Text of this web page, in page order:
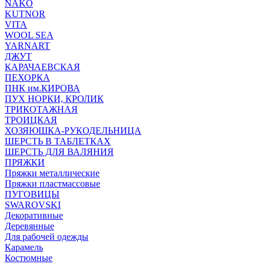
NAKO
KUTNOR
VITA
WOOL SEA
YARNART
ДЖУТ
КАРАЧАЕВСКАЯ
ПЕХОРКА
ПНК им.КИРОВА
ПУХ НОРКИ, КРОЛИК
ТРИКОТАЖНАЯ
ТРОИЦКАЯ
ХОЗЯЮШКА-РУКОДЕЛЬНИЦА
ШЕРСТЬ В ТАБЛЕТКАХ
ШЕРСТЬ ДЛЯ ВАЛЯНИЯ
ПРЯЖКИ
Пряжки металлические
Пряжки пластмассовые
ПУГОВИЦЫ
SWAROVSKI
Декоративные
Деревянные
Для рабочей одежды
Карамель
Костюмные